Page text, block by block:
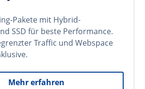
Pakete mit Hybrid-
SSD für beste Performance.
Traffic und Webspace
Mehr erfahren